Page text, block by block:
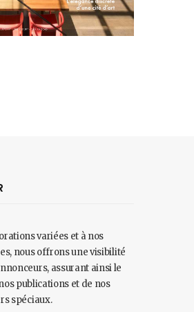
variées et à nos
nous offrons une visibilité
assurant ainsi le
publications et de nos
spéciaux.